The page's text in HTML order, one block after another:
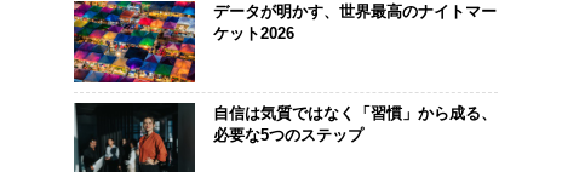
データが明かす、世界最高のナイトマー
ケット2026
自信は気質ではなく「習慣」から成る、
必要な5つのステップ